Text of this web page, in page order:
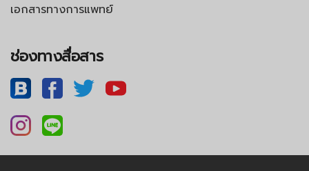
เอกสารทางการแพทย์
ช่องทางสื่อสาร